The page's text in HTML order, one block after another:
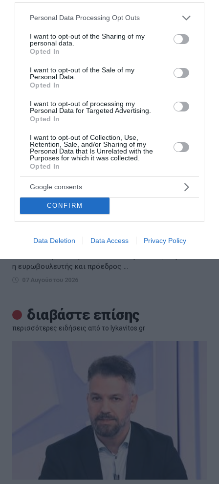
Please note that this website/app uses one or more Google
not limited to your visit or usage behaviour. You may click to
grant or deny consent to Google and its third-party tags to
use your data for below specified purposes in below Google
consent section.
Personal Data Processing Opt Outs
I want to opt-out of the Sharing of my
personal data.
Opted In
I want to opt-out of the Sale of my
Personal Data.
Opted In
I want to opt-out of processing my
Personal Data for Targeted Advertising.
Opted In
I want to opt-out of Collection, Use,
Retention, Sale, and/or Sharing of my
Personal Data that Is Unrelated with the
Purposes for which it was collected.
Opted In
Google consents
CONFIRM
Data Deletion Data Access Privacy Policy
πυροβολαρχίας Patriot στη Σαουδική Αρα...
07 Αυγούστου 2026
Λατινοπούλου: «Η τρομακτική εισβολή στη
Θέουτα αναδεικνύει και την ανυπαρξία της
Ε.Ε.»
«Η έκτακτη συνεδρίαση της Επιτροπής LIBE (Επιτροπή
Πολιτικών Ελευθεριών, Δικαιοσύνης και Εσωτερικών
η ευρωβουλευτής και πρόεδρος ...
07 Αυγούστου 2026
διαβάστε επίσης
περισσότερες ειδήσεις από το lykavitos.gr